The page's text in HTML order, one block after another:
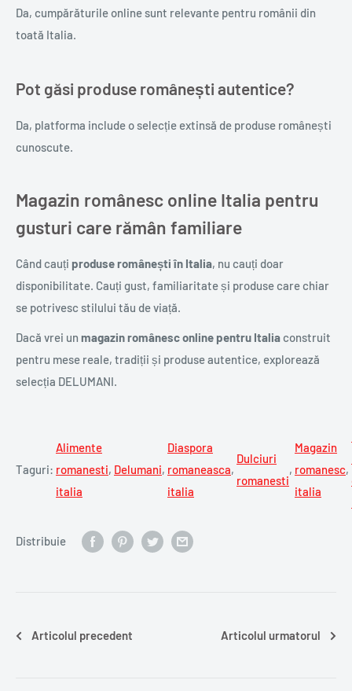
Da, cumpărăturile online sunt relevante pentru românii din
toată Italia.
Pot găsi produse românești autentice?
Da, platforma include o selecție extinsă de produse românești
cunoscute.
Magazin românesc online Italia pentru
gusturi care rămân familiare
Când cauți produse românești în Italia, nu cauți doar
disponibilitate. Cauți gust, familiaritate și produse care chiar
se potrivesc stilului tău de viață.
Dacă vrei un magazin românesc online pentru Italia construit
pentru mese reale, tradiții și produse autentice, explorează
selecția DELUMANI.
Taguri:
Alimente
romanesti
italia
, Delumani,
Diaspora
romaneasca
italia
,
Dulciuri
romanesti
,
Magazin
romanesc
italia
,
Distribuie
Articolul precedent Articolul urmatorul